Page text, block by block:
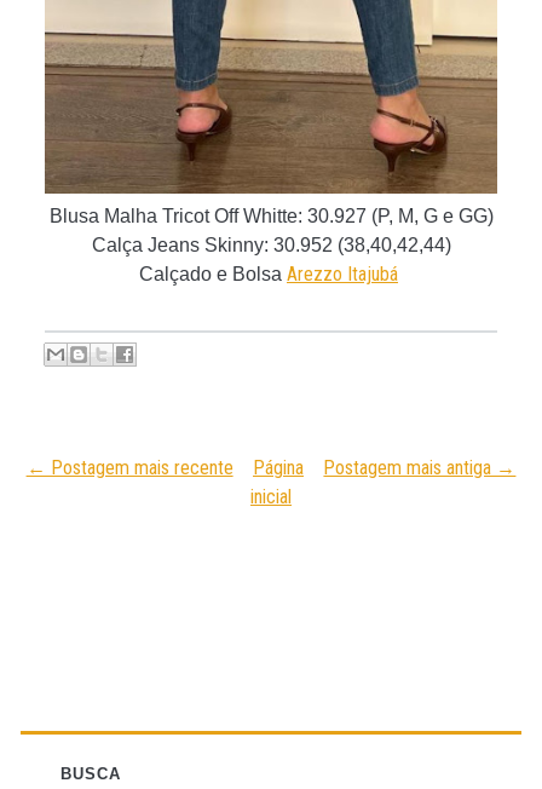
Blusa Malha Tricot Off Whitte: 30.927 (P, M, G e GG)
Calça Jeans Skinny: 30.952 (38,40,42,44)
Calçado e Bolsa Arezzo Itajubá
← Postagem mais recente Postagem mais antiga →
Página
inicial
BUSCA